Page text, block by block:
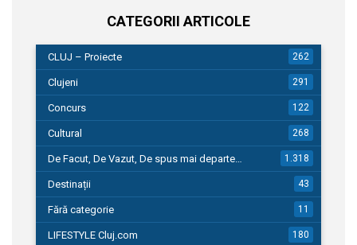
CATEGORII ARTICOLE
CLUJ – Proiecte 262
Clujeni 291
Concurs 122
Cultural 268
De Facut, De Vazut, De spus mai departe… 1.318
Destinații 43
Fără categorie 11
LIFESTYLE Cluj.com 180